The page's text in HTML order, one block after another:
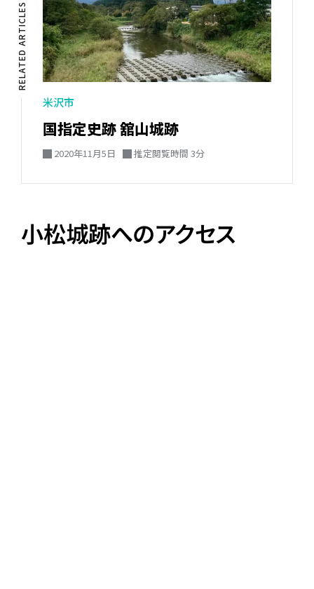
RELATED ARTICLES
米沢市
国指定史跡 舘山城跡
2020年11月5日 推定閲覧時間 3分
小松城跡へのアクセス